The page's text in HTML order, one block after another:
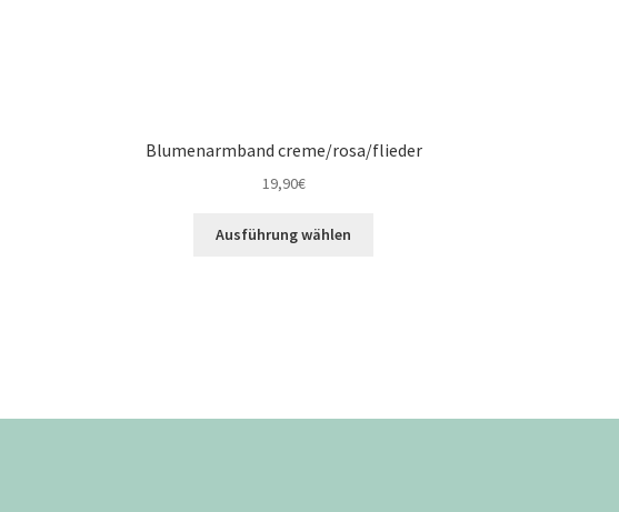
Blumenarmband creme/rosa/flieder
19,90€
Ausführung wählen